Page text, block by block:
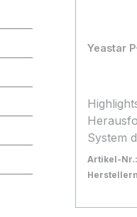
Phones
2-
(UP0
max. 40
• CTI
Assist 2
B.
Yeastar
Highlights Yeastar geht
System
More"-
Artikel-Nr.:
In den